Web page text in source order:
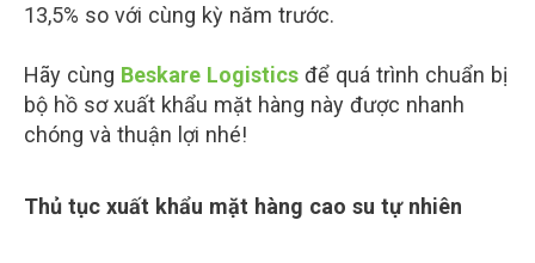
13,5% so với cùng kỳ năm trước.
Hãy cùng Beskare Logistics để quá trình chuẩn bị
bộ hồ sơ xuất khẩu mặt hàng này được nhanh
chóng và thuận lợi nhé!
Thủ tục xuất khẩu mặt hàng cao su tự nhiên